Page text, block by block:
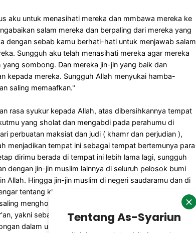
aku untuk menasihati mereka dan mmbawa mereka ke
salam mereka dan berpaling dari mereka yang
dengan sebab kamu berhati-hati untuk menjawab salam
Sungguh aku telah menasihati mereka agar mereka
sombong. Dan mereka jin-jin yang baik dan
kepada mereka. Sungguh Allah menyukai hamba-
saling memaafkan."
rasa syukur kepada Allah, atas dibersihkannya tempat
yang sholat dan mengabdi pada perahumu di
perbuatan maksiat dan judi ( khamr dan perjudian ),
menjadikan tempat ini sebagai tempat bertemunya para
dirimu berada di tempat ini lebih lama lagi, sungguh
dengan jin-jin muslim lainnya di seluruh pelosok bumi
Allah. Hingga jin-jin muslim di negeri saudaramu dan di
tentang kisahmu dan perahumu. Hendaklah hamba-
menghormati dengan adab dan ketetapan yang
yakni sebatas saling mendokan dan tidaklah Allah
dalam urusan alam dunia yang nyata. Sungguh para